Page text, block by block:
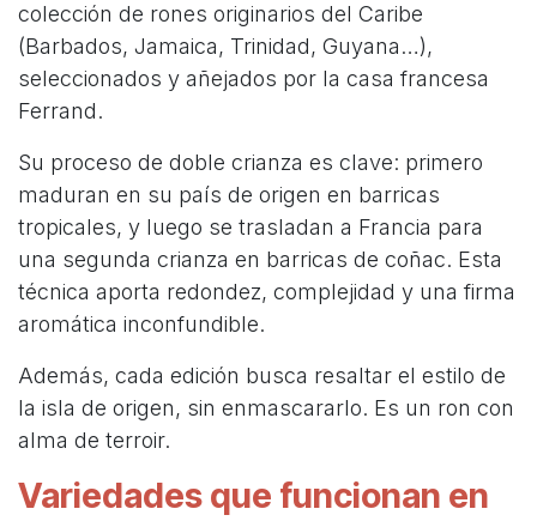
colección de rones originarios del Caribe
(Barbados, Jamaica, Trinidad, Guyana…),
seleccionados y añejados por la casa francesa
Ferrand.
Su proceso de doble crianza es clave: primero
maduran en su país de origen en barricas
tropicales, y luego se trasladan a Francia para
una segunda crianza en barricas de coñac. Esta
técnica aporta redondez, complejidad y una firma
aromática inconfundible.
Además, cada edición busca resaltar el estilo de
la isla de origen, sin enmascararlo. Es un ron con
alma de terroir.
Variedades que funcionan en